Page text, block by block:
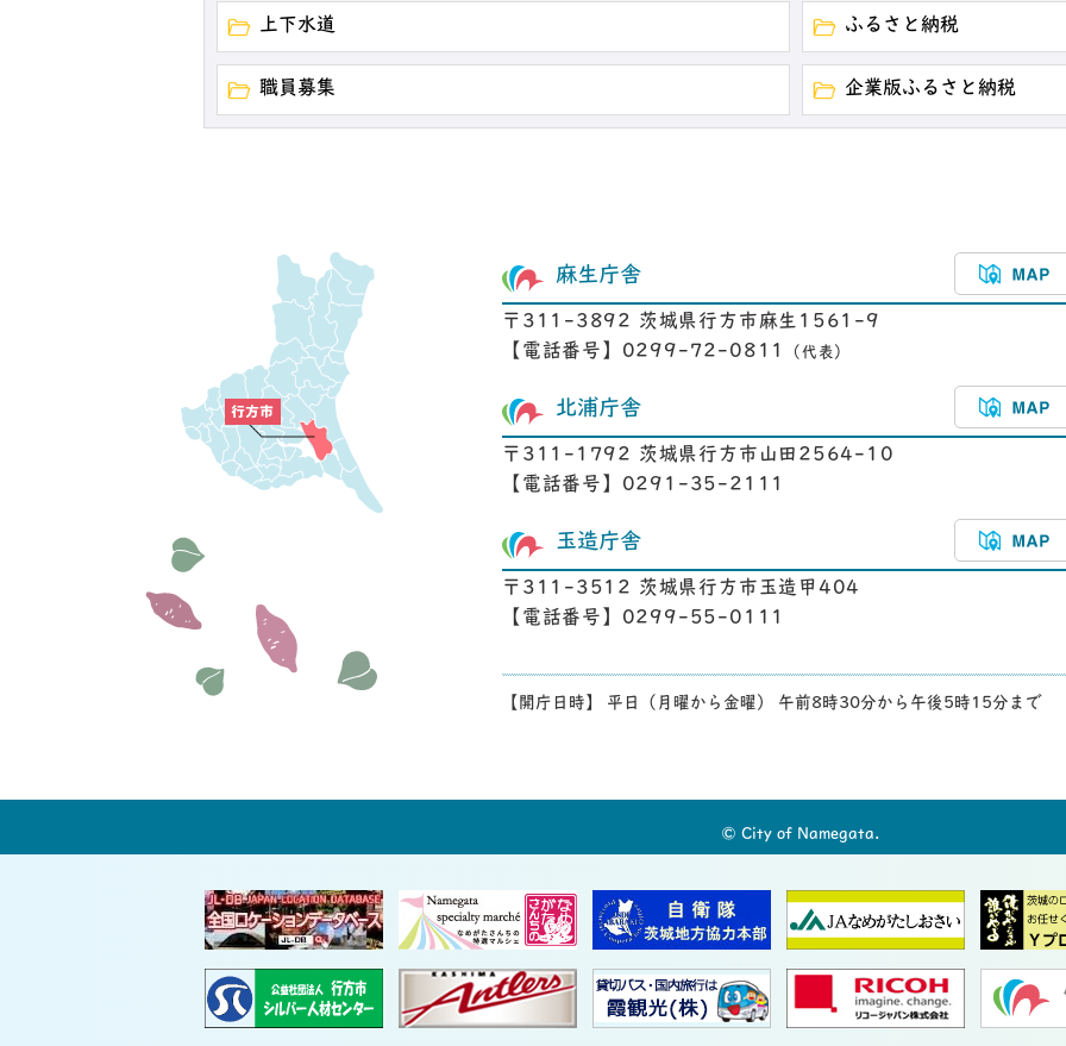
上下水道 ふるさと納税
職員募集 企業版ふるさと納税
麻生庁舎
〒311-3892 茨城県行方市麻生1561-9
【電話番号】0299-72-0811
（代表）
北浦庁舎
〒311-1792 茨城県行方市山田2564-10
【電話番号】0291-35-2111
玉造庁舎
〒311-3512 茨城県行方市玉造甲404
【電話番号】0299-55-0111
【開庁日時】 平日（月曜から金曜） 午前8時30分から午後5時15分まで
© City of Namegata.